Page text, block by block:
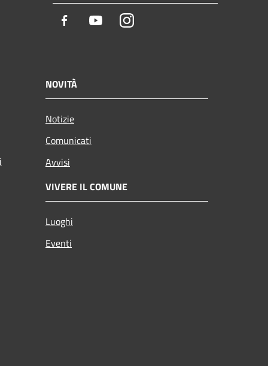
Facebook YoutubeInstagram
NOVITÀ
Notizie
Comunicati
Avvisi
VIVERE IL COMUNE
Luoghi
Eventi